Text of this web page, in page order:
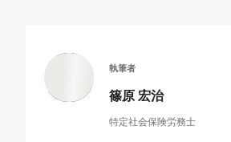
執筆者
篠原 宏治
特定社会保険労務士